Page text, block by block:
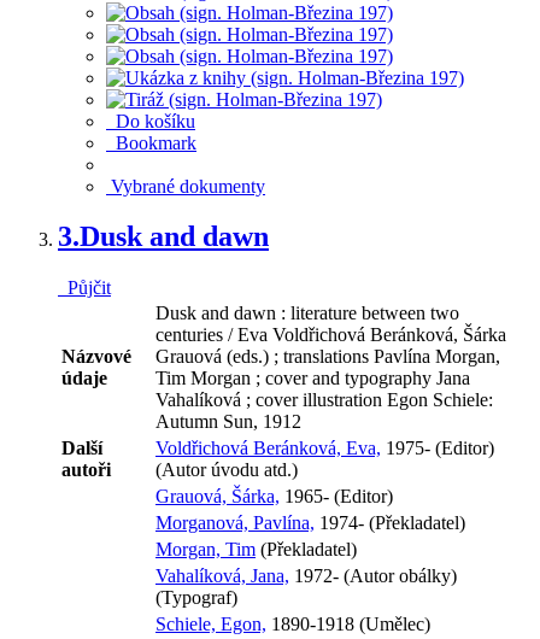
Do košíku
Bookmark
Vybrané dokumenty
3.Dusk and dawn
Půjčit
Názvové
údaje
Dusk and dawn : literature between two
centuries / Eva Voldřichová Beránková, Šárka
Grauová (eds.) ; translations Pavlína Morgan,
Tim Morgan ; cover and typography Jana
Vahalíková ; cover illustration Egon Schiele:
Autumn Sun, 1912
Další
autoři
Voldřichová Beránková, Eva, 1975- (Editor)
(Autor úvodu atd.)
Grauová, Šárka, 1965- (Editor)
Morganová, Pavlína, 1974- (Překladatel)
Morgan, Tim (Překladatel)
Vahalíková, Jana, 1972- (Autor obálky)
(Typograf)
Schiele, Egon, 1890-1918 (Umělec)